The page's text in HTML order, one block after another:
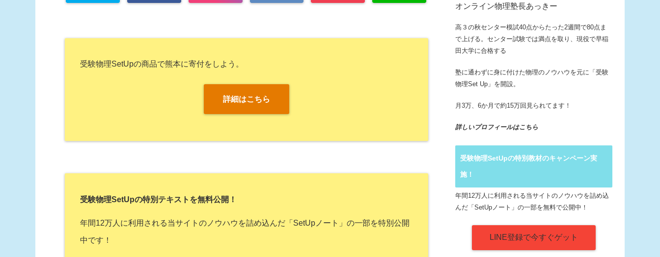
受験物理SetUpの商品で熊本に寄付をしよう。
詳細はこちら
受験物理SetUpの特別テキストを無料公開！
年間12万人に利用される当サイトのノウハウを詰め込んだ「SetUpノート」の一部を特別公開
中です！
オンライン物理塾長あっきー
高３の秋センター模試40点からたった2週間で80点ま
で上げる。センター試験では満点を取り、現役で早稲
田大学に合格する
塾に通わずに身に付けた物理のノウハウを元に「受験
物理Set Up」を開設。
月3万、6か月で約15万回見られてます！
詳しいプロフィールはこちら
受験物理SetUpの特別教材のキャンペーン実
施！
年間12万人に利用される当サイトのノウハウを詰め込
んだ「SetUpノート」の一部を無料で公開中！
LINE登録で今すぐゲット